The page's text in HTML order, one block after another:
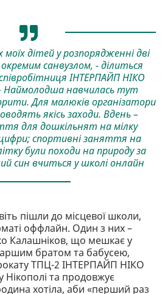
дітей у розпорядженні дві
санвузлом, - ділиться
ІНТЕРПАЙП НІКО
Наймолодша навчилась тут
Для малюків організатори
якісь заходи. Вдень –
для дошкільнят на мілку
спортивні заняття на
були походи на природу за
син вчиться у школі онлайн
пішли до місцевої школи,
оффлайн. Один з них –
Калашніков, що мешкає у
братом та бабусею,
ТПЦ-2 ІНТЕРПАЙП НІКО
та продовжує
хотіла, аби «перший раз